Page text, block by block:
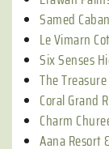
Samed
Le Vimarn
Six Senses
The
Coral Grand
Charm
Aana Resort